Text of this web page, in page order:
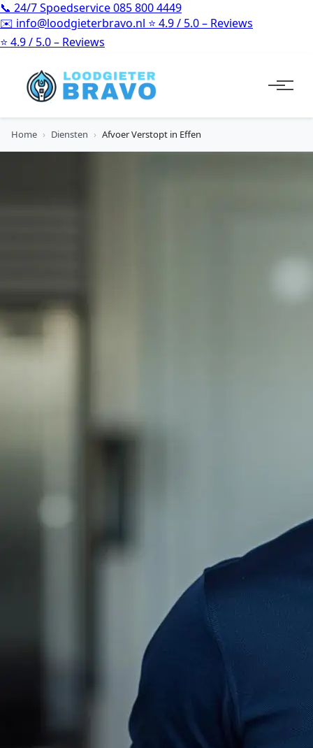
📞 24/7 Spoedservice085 800 4449
✉️ info@loodgieterbravo.nl ⭐ 4.9 / 5.0 – Reviews
⭐ 4.9 / 5.0 – Reviews
Home › Diensten › Afvoer Verstopt in Effen